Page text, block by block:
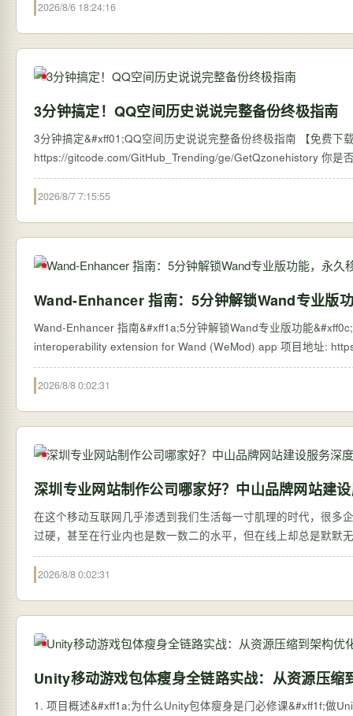
2026/8/6 18:24:16
3分钟搞定！QQ空间历史说说完整备份终极指南
3分钟搞定&#xff01;QQ空间历史说说完整备份终极指南 【免费下载链
https://
2026/8/7 7:15:55
Wand-Enhancer 指南：5分钟解锁Wand专业版
Wand-Enhancer 指南&#xff1a;5分钟解锁Wand专业版功能
2026/8/8 0:02:31
深圳专业网站制作公司哪家好？中山品牌网站建
在这个移动互联网几乎渗透到我们生活每一寸肌理的时代，很多
过硬，甚至在行业内也是数一数二的水平，但在线上却总是默默
信…
2026/8/8 0:02:31
Unity移动游戏包体瘦身全链路实战：从资源压缩
1. 项目概述&#xff1a;为什么Unity包体瘦身是门必修课&#xff1f;做